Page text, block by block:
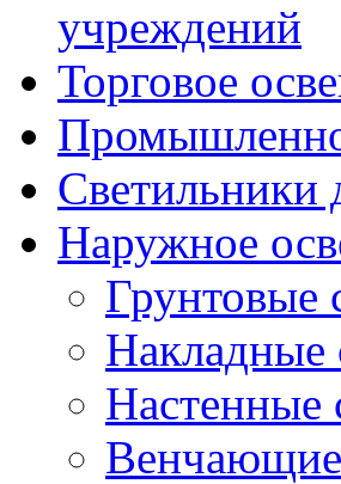
учреждений
Торговое
Наружное
Грунтовые
Накладные
Настенные
Венчающие